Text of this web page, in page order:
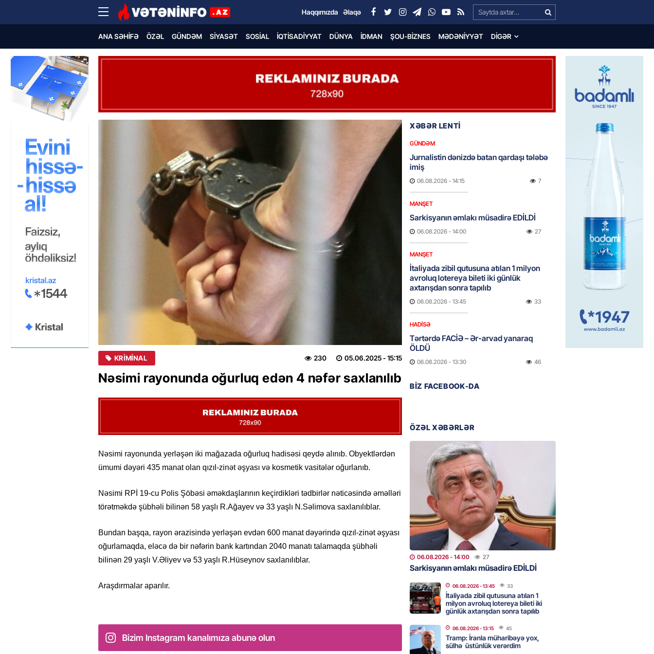
Search…
Haqqımızda Əlaqə
ANA SƏHIFƏ ÖZƏL GÜNDƏM SIYASƏT SOSIAL İQTISADIYYAT DÜNYA İDMAN ŞOU-BIZNES MƏDƏNIYYƏT DIGƏR
KRIMINAL 05.06.2025- 15:15
230
Nəsimi rayonunda oğurluq edən 4 nəfər saxlanılıb
Nəsimi rayonunda yerləşən iki mağazada oğurluq hadisəsi qeydə alınıb. Obyektlərdən
ümumi dəyəri 435 manat olan qızıl-zinət əşyası və kosmetik vasitələr oğurlanıb.
Nəsimi RPİ 19-cu Polis Şöbəsi əməkdaşlarının keçirdikləri tədbirlər nəticəsində əməlləri
törətməkdə şübhəli bilinən 58 yaşlı R.Ağayev və 33 yaşlı N.Səlimova saxlanılıblar.
Bundan başqa, rayon ərazisində yerləşən evdən 600 manat dəyərində qızıl-zinət əşyası
oğurlamaqda, eləcə də bir nəfərin bank kartından 2040 manatı talamaqda şübhəli
bilinən 29 yaşlı V.Əliyev və 53 yaşlı R.Hüseynov saxlanılıblar.
Araşdırmalar aparılır.
Bizim Instagram kanalımıza abunə olun
XƏBƏR LENTİ
GÜNDƏM
Jurnalistin dənizdə batan qardaşı tələbə
imiş
06.08.2026 - 14:15 7
MANŞET
Sarkisyanın əmlakı müsadirə EDİLDİ
06.08.2026 - 14:00 27
MANŞET
İtaliyada zibil qutusuna atılan 1 milyon
avroluq lotereya bileti iki günlük
axtarışdan sonra tapılıb
06.08.2026 - 13:45 33
HADISƏ
Tərtərdə FACİƏ – Ər-arvad yanaraq
ÖLDÜ
06.08.2026 - 13:30 46
BANNER
Azərbaycan üzərindən Ermənistana
Rusiya buğdası gedib
06.08.2026- 13:00
BANNER
ABŞ-da qalma müddətinizi aşsanız,
gələcəkdə ABŞ-a girişinizə daimi
qadağa qoyula bilər
06.08.2026- 12:45 47
Rusiya Qafanda baş konsulluq açmaq
istəyir
06.08.2026- 12:30 63
GÜNDƏM
Hamımız niyə davamlı olaraq yorğunuq
BIZ FACEBOOK-DA
ÖZƏL XƏBƏRLƏR
06.08.2026 - 14:00 27
Sarkisyanın əmlakı müsadirə EDİLDİ
06.08.2026- 13:45 33
İtaliyada zibil qutusuna atılan 1
milyon avroluq lotereya bileti iki
günlük axtarışdan sonra tapılıb
06.08.2026- 13:15 45
Tramp: İranla müharibəyə yox,
sülhə üstünlük verərdim